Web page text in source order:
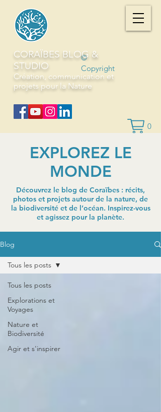
©
Copyright
0
CORAÏBES BLOG &
STUDIO
Création, communication et
projets pour la Nature
EXPLOREZ LE
MONDE
Découvrez le blog de Coraïbes : récits,
photos et projets autour de la nature, de
la biodiversité et de l’océan. Inspirez-vous
et agissez pour la planète.
Blog
Tous les posts
Explorations et
Voyages
Nature et
Biodiversité
Agir et s'inspirer
Tous les posts